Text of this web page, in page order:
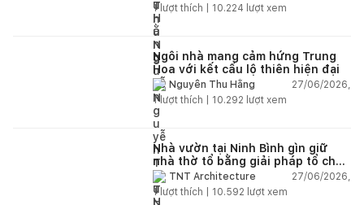
1lượt thích | 10.224 lượt xem
Ngôi nhà mang cảm hứng Trung
Hoa với kết cấu lộ thiên hiện đại
Nguyễn Thu Hằng
27/06/2026,
1lượt thích | 10.292 lượt xem
Nhà vườn tại Ninh Bình gìn giữ
nhà thờ tổ bằng giải pháp tổ chức
lại không gian
TNT Architecture
27/06/2026,
1lượt thích | 10.592 lượt xem